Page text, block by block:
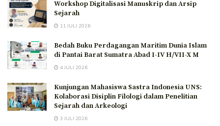
Workshop Digitalisasi Manuskrip dan Arsip
Sejarah
11 JULI 2026
Bedah Buku Perdagangan Maritim Dunia Islam
di Pantai Barat Sumatra Abad I-IV H/VII-X M
4 JULI 2026
Kunjungan Mahasiswa Sastra Indonesia UNS:
Kolaborasi Disiplin Filologi dalam Penelitian
Sejarah dan Arkeologi
3 JULI 2026